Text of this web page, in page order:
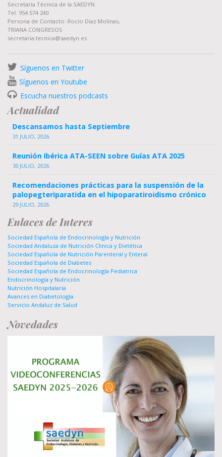
Secretaría Técnica de la SAEDYN
Tel. 954 574 240
Persona de Contacto: Rocío Díaz Molinas,
TRIANA CONGRESOS
secretaria.tecnica@saedyn.es
Síguenos en Twitter
Síguenos en Youtube
Escucha nuestros podcasts
Actualidad
Descansamos hasta Septiembre
31 JULIO, 2026
Reunión Ibérica ATA-SEEN sobre Guías ATA 2025
30 JULIO, 2026
Recomendaciones prácticas para la suspensión de la
palopegteriparatida en el hipoparatiroidismo crónico
29 JULIO, 2026
Enlaces de Interes
Sociedad Española de Endocrinología y Nutrición
Sociedad Andaluza de Nutrición Clinica y Dietética
Sociedad Española de Nutrición Parenteral y Enteral
Sociedad Española de Diabetes
Sociedad Española de Endocrinología Pediatrica
Endocrinología y Nutrición
Nutrición Hospitalaria
Avances en Diabetología
Servicio Andaluz de Salud
Novedades